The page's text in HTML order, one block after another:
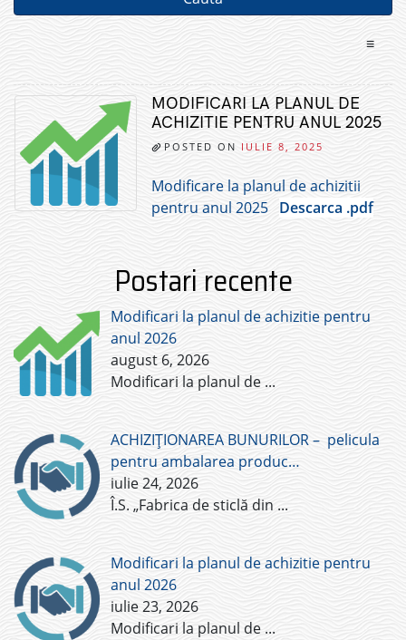
≡
MODIFICARI LA PLANUL DE
ACHIZITIE PENTRU ANUL 2025
POSTED ON IULIE 8, 2025
Modificare la planul de achizitii
pentru anul 2025 Descarca .pdf
Postari recente
Modificari la planul de achizitie pentru
anul 2026
august 6, 2026
Modificari la planul de ...
ACHIZIȚIONAREA BUNURILOR – pelicula
pentru ambalarea produc…
iulie 24, 2026
Î.S. „Fabrica de sticlă din ...
Modificari la planul de achizitie pentru
anul 2026
iulie 23, 2026
Modificari la planul de ...